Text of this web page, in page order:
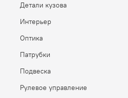
Детали кузова
Интерьер
Оптика
Патрубки
Подвеска
Рулевое управление